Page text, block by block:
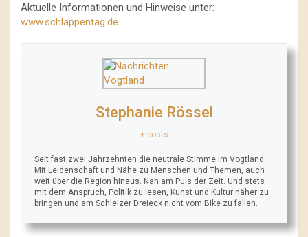
Aktuelle Informationen und Hinweise unter:
www.schlappentag.de
Stephanie Rössel
+ posts
Seit fast zwei Jahrzehnten die neutrale Stimme im Vogtland.
Mit Leidenschaft und Nähe zu Menschen und Themen, auch
weit über die Region hinaus. Nah am Puls der Zeit. Und stets
mit dem Anspruch, Politik zu lesen, Kunst und Kultur näher zu
bringen und am Schleizer Dreieck nicht vom Bike zu fallen.